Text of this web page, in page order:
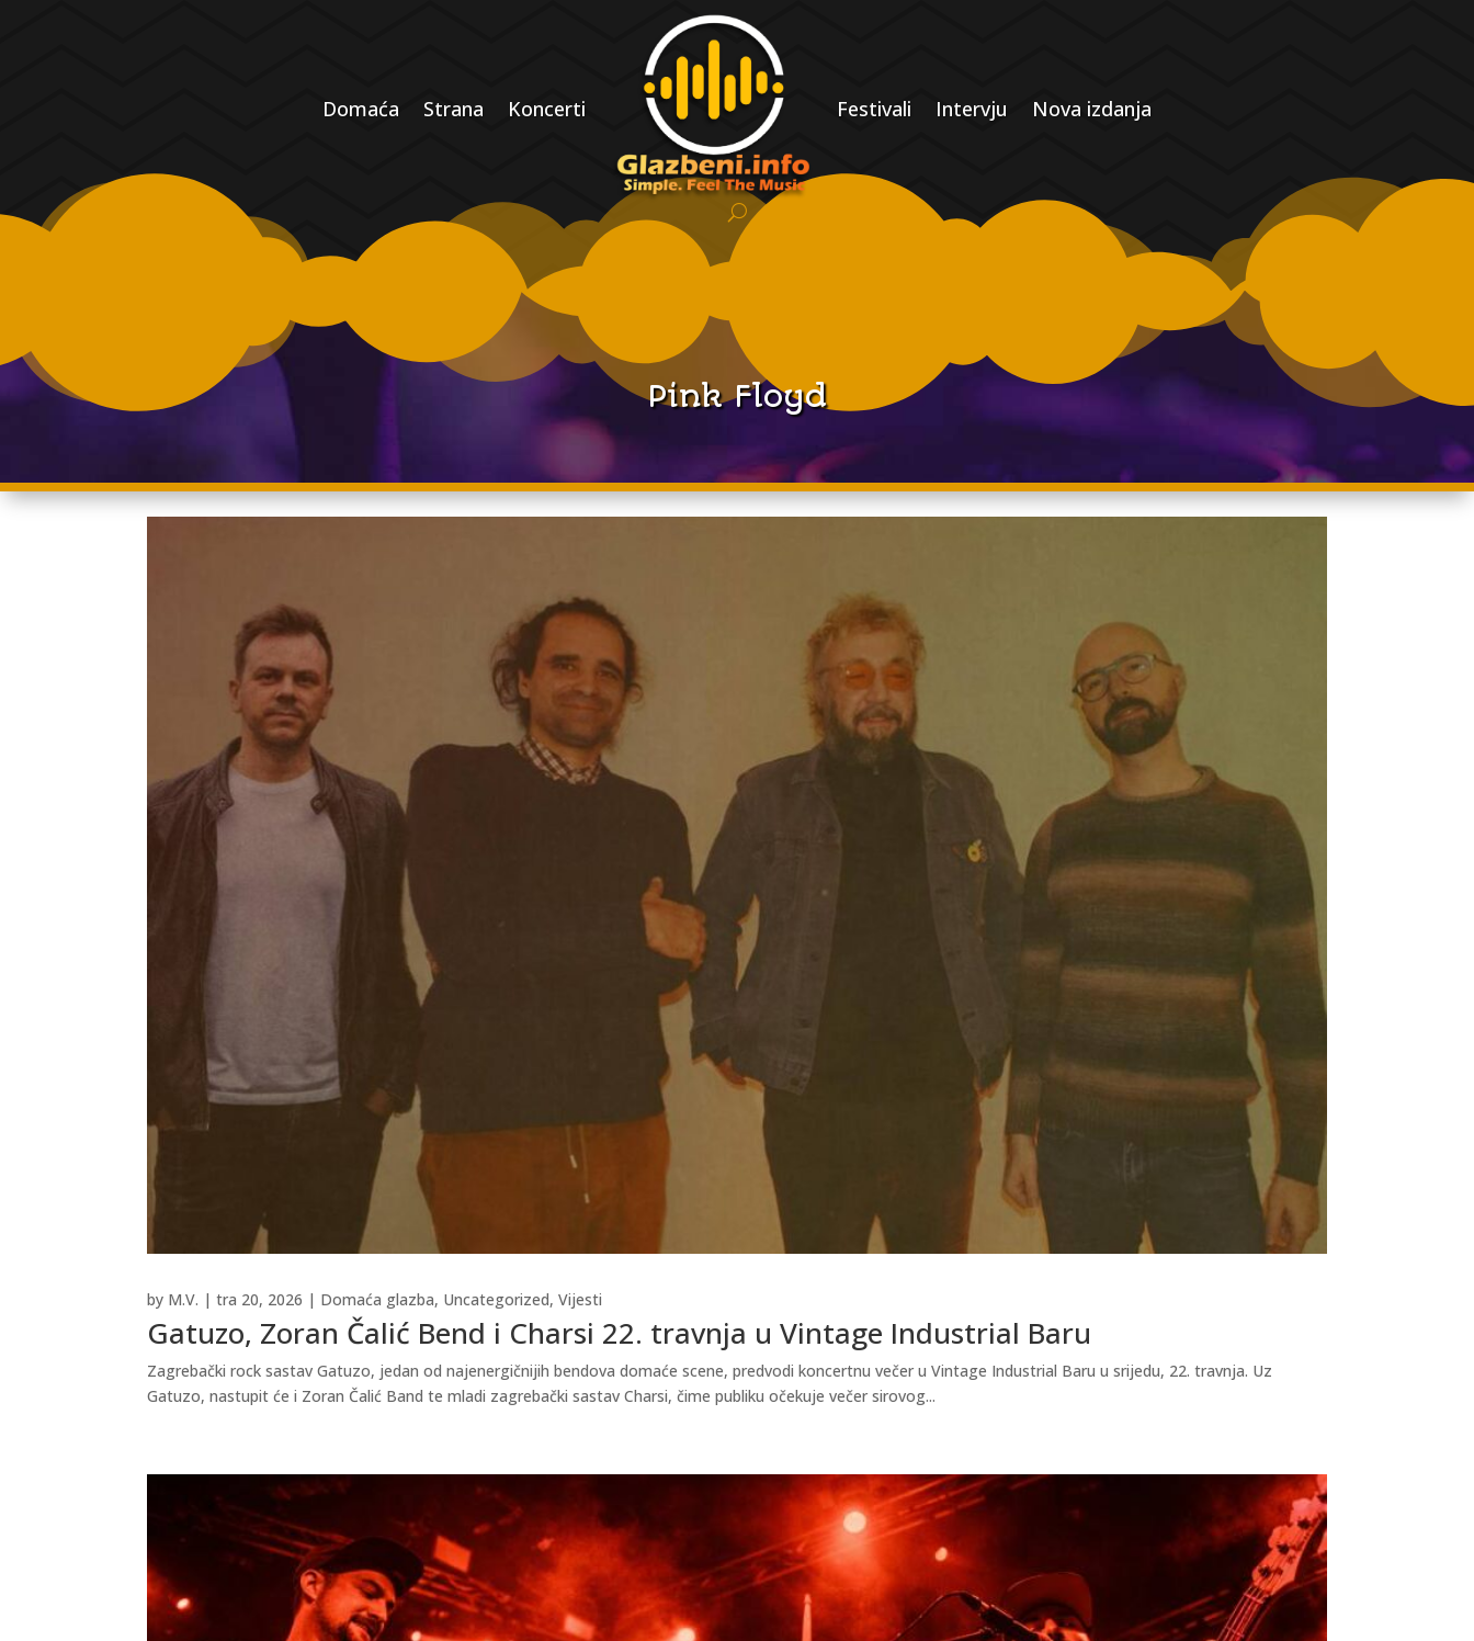
Domaća Strana Koncerti Festivali Intervju Nova izdanja
Pink Floyd
Gatuzo, Zoran Čalić Bend i Charsi 22. travnja u Vintage Industrial Baru
by M.V. |tra 20, 2026 | Domaća glazba, Uncategorized,Vijesti
Zagrebački rock sastav Gatuzo, jedan od najenergičnijih bendova domaće scene, predvodi koncertnu večer u Vintage Industrial Baru u srijedu, 22. travnja. Uz
Gatuzo, nastupit će i Zoran Čalić Band te mladi zagrebački sastav Charsi, čime publiku očekuje večer sirovog...